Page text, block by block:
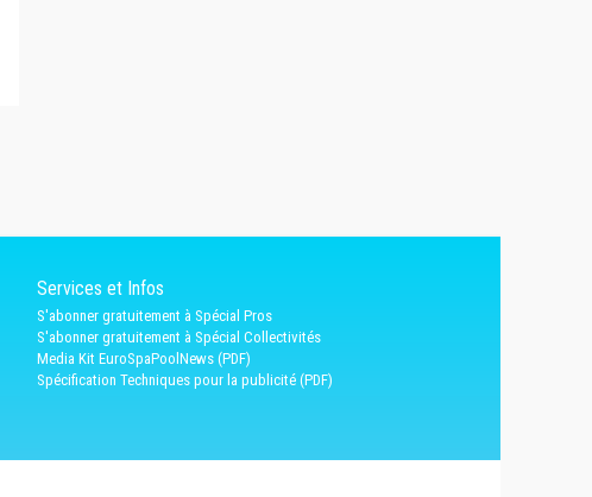
Services et Infos
S'abonner gratuitement à Spécial Pros
S'abonner gratuitement à Spécial Collectivités
Media Kit EuroSpaPoolNews (PDF)
Spécification Techniques pour la publicité (PDF)